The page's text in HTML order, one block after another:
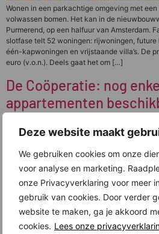
Deze website maakt
We gebruiken cookies om onze
voor analyse en marketing.
onze Privacyverklaring voor meer
gebruik van cookies. Door verder
website te maken, ga je akkoord
cookies. Lees onze
Wonen in een parkachtige omgeving met
volwassen bomen. Het kan in de
Purmerend, op een halfuur van Amsterdam.
slotfase telt 52 woningen: rijwoningen,
één-kapwoningen en vrijstaande villa’s. De
euro (v.o.n.). Deels gaat het om […]
De Coöperatie: nog
appartementen